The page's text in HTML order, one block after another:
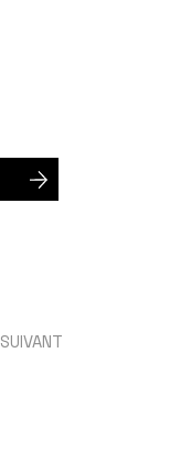
SUIVANT